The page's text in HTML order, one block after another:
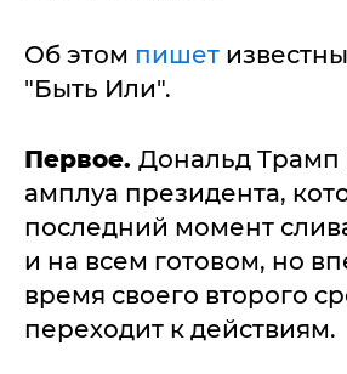
Об этом пишет
"Быть Или".
Первое. Дональд Трамп
амплуа президента,
последний момент
и на всем готовом, но
время своего второго
переходит к действиям.